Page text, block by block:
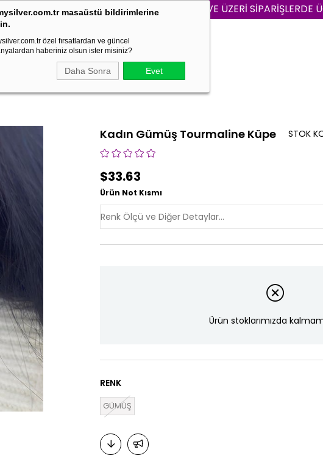
masaüstü bildirimlerine
özel fırsatlardan ve güncel
haberiniz olsun ister misiniz?
Daha Sonra Evet
3000₺ VE ÜZERİ SİPARİŞLERDE
Kadın Gümüş Tourmaline Küpe STOK
$33.63
Ürün Not Kısmı
Ürün stoklarımızda
RENK
GÜMÜŞ